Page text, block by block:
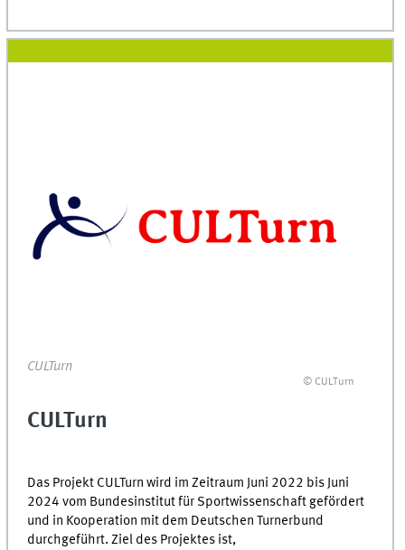
CULTurn
© CULTurn
CULTurn
Das Projekt CULTurn wird im Zeitraum Juni 2022 bis Juni
2024 vom Bundesinstitut für Sportwissenschaft gefördert
und in Kooperation mit dem Deutschen Turnerbund
durchgeführt. Ziel des Projektes ist,